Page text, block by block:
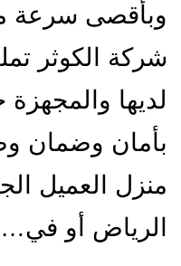
وبأقصى سرعة
شركة الكوثر
لديها
بأمان وضمان
منزل العميل
الرياض أو في…